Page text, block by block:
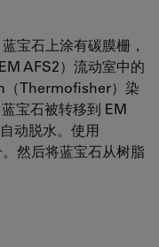
宝石上涂有碳膜栅，
AFS2）流动室中的
（Thermofisher）染
宝石被转移到 EM
动脱水。使用
然后将蓝宝石从树脂